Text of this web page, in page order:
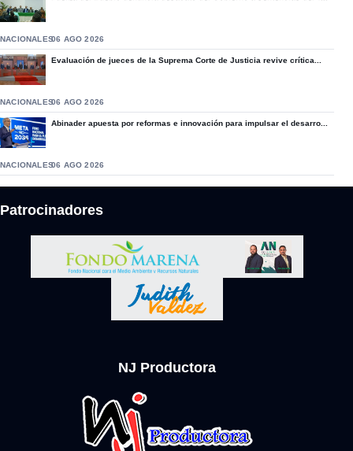
NACIONALES06 AGO 2026
Evaluación de jueces de la Suprema Corte de Justicia revive crítica...
NACIONALES06 AGO 2026
Abinader apuesta por reformas e innovación para impulsar el desarro...
NACIONALES06 AGO 2026
Patrocinadores
NJ Productora